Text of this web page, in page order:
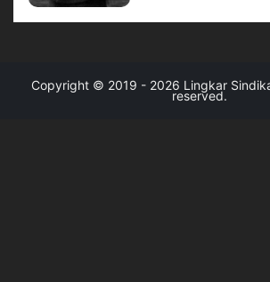
Copyright © 2019 - 2026 Lingkar
reserved.